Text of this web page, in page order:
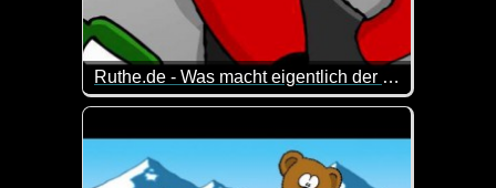
Ruthe.de - Was macht eigentlich der ZONK?
Hier seht ihr die Antworten...